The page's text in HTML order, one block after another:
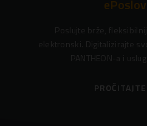
Poslujte brže,
elektronski. Digitalizirajte
PANTHEON-a i